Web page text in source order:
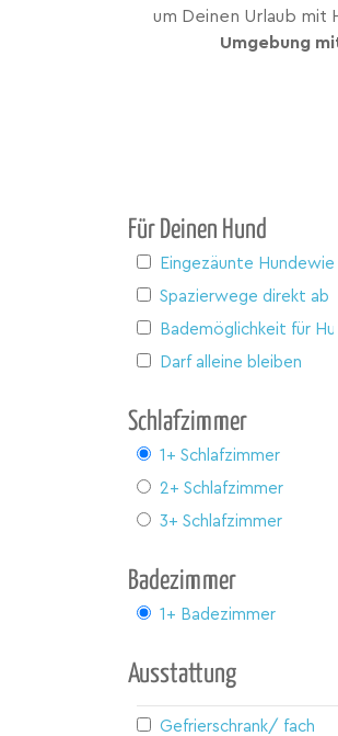
um Deinen Urlaub mit
Umgebung
Für Deinen Hund
Eingezäunte
Spazierwege direkt ab
Bademöglichkeit für
Darf alleine bleiben
Schlafzimmer
1+ Schlafzimmer
2+ Schlafzimmer
3+ Schlafzimmer
Badezimmer
1+ Badezimmer
Ausstattung
Gefrierschrank/ fach